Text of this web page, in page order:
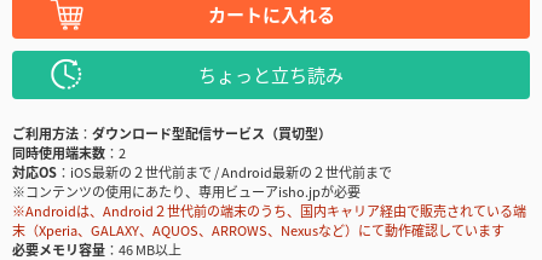
カートに入れる
ちょっと立ち読み
ご利用方法
ダウンロード型配信サービス（買切型）
同時使用端末数
2
対応OS
iOS最新の２世代前まで / Android最新の２世代前まで
※コンテンツの使用にあたり、専用ビューアisho.jpが必要
※Androidは、Android２世代前の端末のうち、国内キャリア経由で販売されている端
末（Xperia、GALAXY、AQUOS、ARROWS、Nexusなど）にて動作確認しています
必要メモリ容量
46 MB以上